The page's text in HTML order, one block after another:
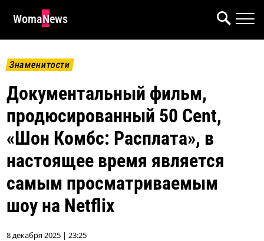
WomaNews
Знаменитости
Документальный фильм,
продюсированный 50 Cent,
«Шон Комбс: Расплата», в
настоящее время является
самым просматриваемым
шоу на Netflix
8 декабря 2025 | 23:25